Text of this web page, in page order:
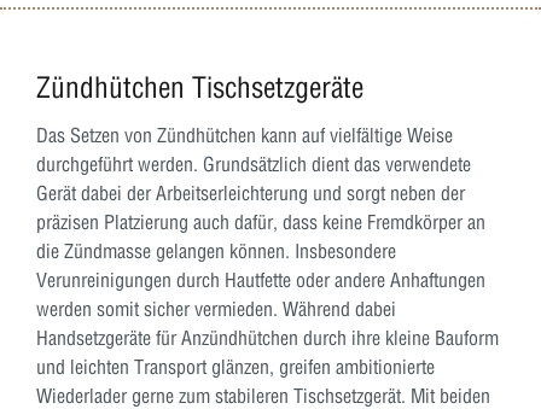
Zündhütchen Tischsetzgeräte
Das Setzen von Zündhütchen kann auf vielfältige Weise
durchgeführt werden. Grundsätzlich dient das verwendete
Gerät dabei der Arbeitserleichterung und sorgt neben der
präzisen Platzierung auch dafür, dass keine Fremdkörper an
die Zündmasse gelangen können. Insbesondere
Verunreinigungen durch Hautfette oder andere Anhaftungen
werden somit sicher vermieden. Während dabei
Handsetzgeräte für Anzündhütchen durch ihre kleine Bauform
und leichten Transport glänzen, greifen ambitionierte
Wiederlader gerne zum stabileren Tischsetzgerät. Mit beiden